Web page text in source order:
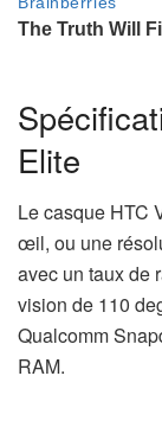
Elite
Le casque HTC
œil, ou une
avec un taux de
vision de 110
Qualcomm
RAM.